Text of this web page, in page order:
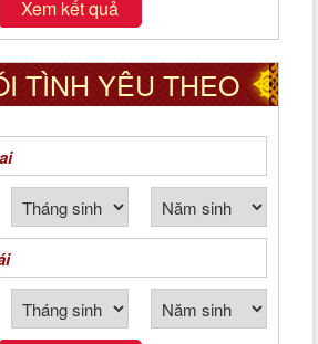
Xem kết quả
TÌNH YÊU THEO
NĂM SINH